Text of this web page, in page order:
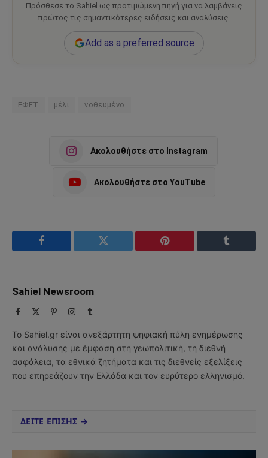
Πρόσθεσε το Sahiel ως προτιμώμενη πηγή για να λαμβάνεις
πρώτος τις σημαντικότερες ειδήσεις και αναλύσεις.
Add as a preferred source
ΕΦΕΤ μέλι νοθευμένο
Ακολουθήστε στο Instagram
Ακολουθήστε στο YouTube
Facebook Twitter Pinterest Tumblr
Sahiel Newsroom
Facebook PinterestInstagram
Tumblr
Το Sahiel.gr είναι ανεξάρτητη ψηφιακή πύλη ενημέρωσης
και ανάλυσης με έμφαση στη γεωπολιτική, τη διεθνή
ασφάλεια, τα εθνικά ζητήματα και τις διεθνείς εξελίξεις
που επηρεάζουν την Ελλάδα και τον ευρύτερο ελληνισμό.
ΔΕΙΤΕ ΕΠΙΣΗΣ →